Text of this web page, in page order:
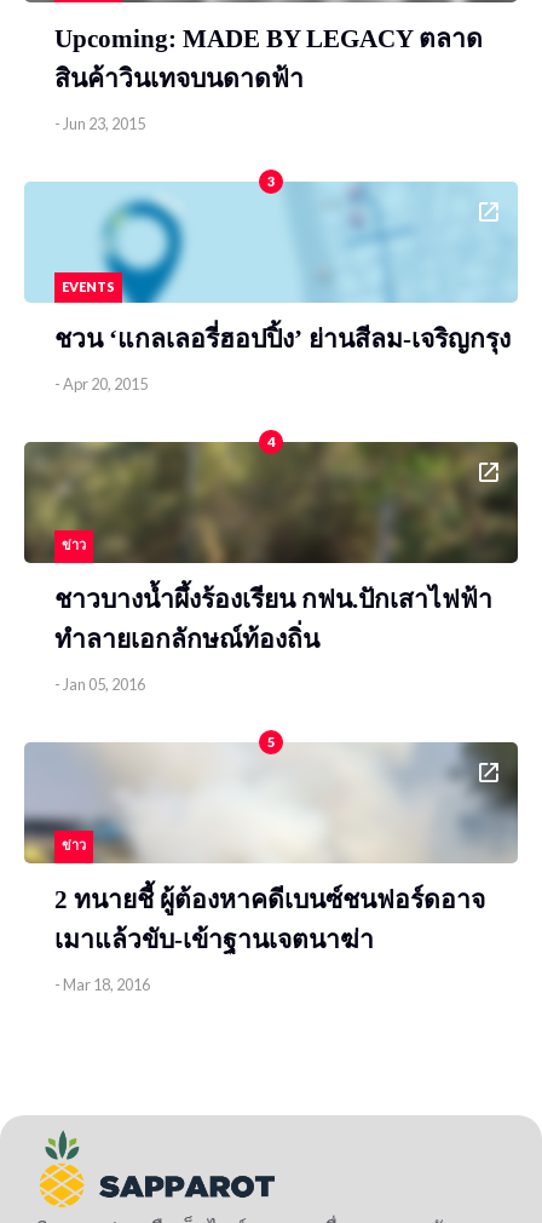
Upcoming: MADE BY LEGACY ตลาด
สินค้าวินเทจบนดาดฟ้า
- Jun 23, 2015
3
EVENTS
ชวน ‘แกลเลอรี่ฮอปปิ้ง’ ย่านสีลม-เจริญกรุง
-Apr 20, 2015
4
ข่าว
ชาวบางน้ำผึ้งร้องเรียน กฟน.ปักเสาไฟฟ้า
ทำลายเอกลักษณ์ท้องถิ่น
- Jan 05, 2016
5
ข่าว
2 ทนายชี้ ผู้ต้องหาคดีเบนซ์ชนฟอร์ดอาจ
เมาแล้วขับ-เข้าฐานเจตนาฆ่า
- Mar 18, 2016